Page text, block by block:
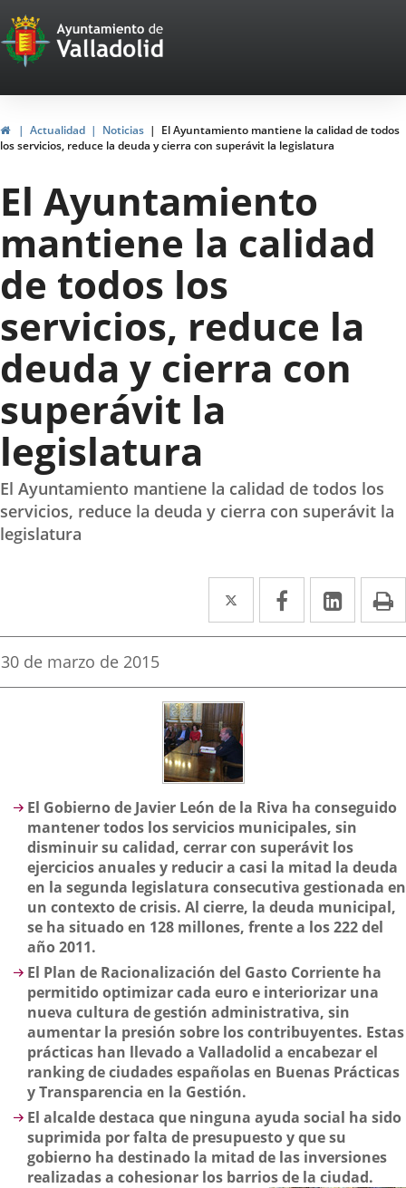
Portal
Web
del
Ayuntamiento
de
Valladolid
HomeActualidad Noticias
El Ayuntamiento mantiene la calidad de todos
los servicios, reduce la deuda y cierra con superávit la legislatura
El Ayuntamiento
mantiene la calidad
de todos los
servicios, reduce la
deuda y cierra con
superávit la
legislatura
El Ayuntamiento mantiene la calidad de todos los
servicios, reduce la deuda y cierra con superávit la
legislatura
Twitter
Enlace
a
aplicación
externa.
Facebook
Enlace
a
aplicación
Enlace
a
Fecha
la
30 de marzo de 2015
Descripción
El Gobierno de Javier León de la Riva ha conseguido
mantener todos los servicios municipales, sin
disminuir su calidad, cerrar con superávit los
ejercicios anuales y reducir a casi la mitad la deuda
en la segunda legislatura consecutiva gestionada en
un contexto de crisis. Al cierre, la deuda municipal,
se ha situado en 128 millones, frente a los 222 del
año 2011.
El Plan de Racionalización del Gasto Corriente ha
permitido optimizar cada euro e interiorizar una
nueva cultura de gestión administrativa, sin
aumentar la presión sobre los contribuyentes. Estas
prácticas han llevado a Valladolid a encabezar el
ranking de ciudades españolas en Buenas Prácticas
y Transparencia en la Gestión.
El alcalde destaca que ninguna ayuda social ha sido
suprimida por falta de presupuesto y que su
gobierno ha destinado la mitad de las inversiones
realizadas a cohesionar los barrios de la ciudad.